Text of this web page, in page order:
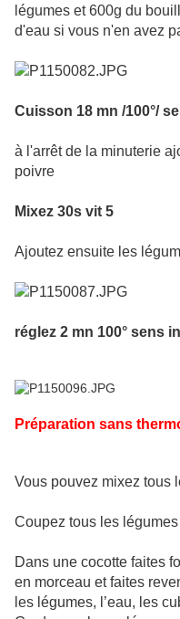
légumes et 600g du
d'eau si vous n'en avez
Cuisson 18 mn /100°/
à l'arrêt de la minuterie
poivre
Mixez 30s vit 5
Ajoutez ensuite les
réglez 2 mn 100° sens
Préparation sans
Vous pouvez mixez tous
Coupez tous les
Dans une cocotte faites
en morceau et faites
les légumes, l’eau, les